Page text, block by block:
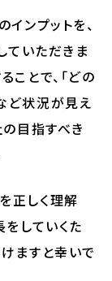
ンプットを、
ていただきま
ことで、「どの
ど状況が見え
の目指すべき
正しく理解
をしていくた
ますと幸いで